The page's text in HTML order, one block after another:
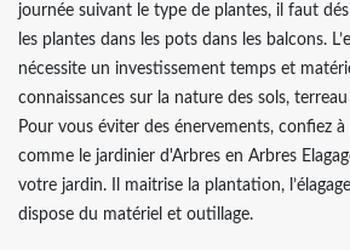
journée suivant le type de plantes, il faut
les plantes dans les pots dans les balcons.
nécessite un investissement temps et
connaissances sur la nature des sols,
Pour vous éviter des énervements, confiez
comme le jardinier d'Arbres en Arbres
votre jardin. Il maitrise la plantation,
dispose du matériel et outillage.